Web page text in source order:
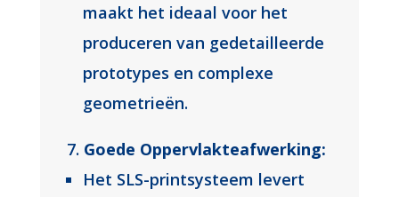
maakt het ideaal voor het
produceren van gedetailleerde
prototypes en complexe
geometrieën.
Goede Oppervlakteafwerking:
Het SLS-printsysteem levert